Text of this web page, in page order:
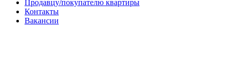
Продавцу/покупателю квартиры
Контакты
Вакансии